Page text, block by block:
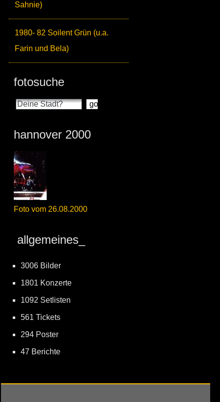
Sahnie)
1980- 82 Soilent Grün (u.a.
Farin und Bela)
fotosuche
hannover 2000
Foto vom 26.08.2000
allgemeines_
3006 Bilder
1801 Konzerte
1092 Setlisten
561 Tickets
294 Poster
47 Berichte